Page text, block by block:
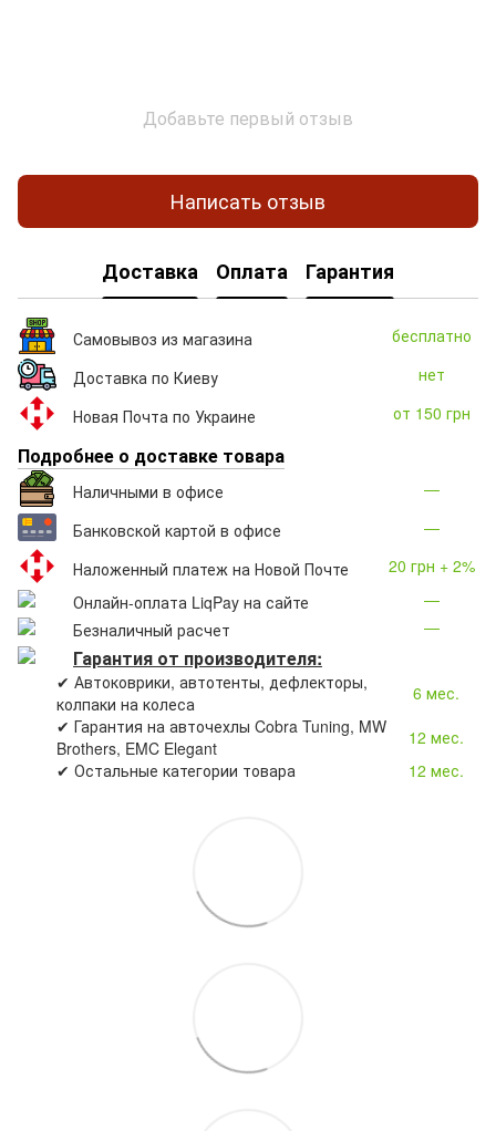
Добавьте первый отзыв
Написать отзыв
Доставка Оплата Гарантия
Самовывоз из магазина
бесплатно
Доставка по Киеву
нет
Новая Почта по Украине
от 150 грн
Подробнее о доставке товара
Наличными в офисе
—
Банковской картой в офисе
—
Наложенный платеж на Новой Почте
20 грн + 2%
Онлайн-оплата LiqPay на сайте
—
Безналичный расчет
—
Гарантия от производителя:
✔ Автоковрики, автотенты, дефлекторы,
колпаки на колеса
6 мес.
✔ Гарантия на авточехлы Cobra Tuning, MW
Brothers, EMC Elegant
12 мес.
✔ Остальные категории товара
12 мес.